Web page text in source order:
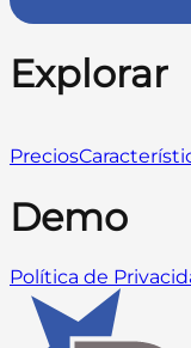
Explorar
Precios
Demo
Política de